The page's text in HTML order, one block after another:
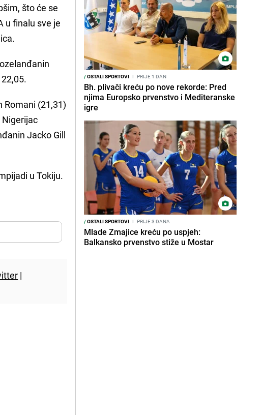
što će se
u finalu sve je
Romani (21,31)
Jacko Gill
u Tokiju.
|
/OSTALI SPORTOVI I PRIJE 1 DAN
Bh. plivači kreću po nove rekorde: Pred
njima Europsko prvenstvo i Mediteranske
igre
/OSTALI SPORTOVI I PRIJE 3 DANA
Mlade Zmajice kreću po uspjeh:
Balkansko prvenstvo stiže u Mostar